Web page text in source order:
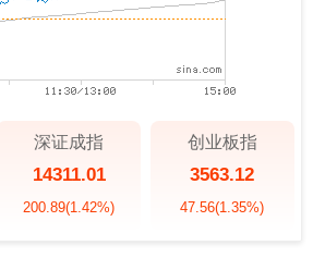
深证成指
14311.01
200.89(1.42%)
创业板指
3563.12
47.56(1.35%)